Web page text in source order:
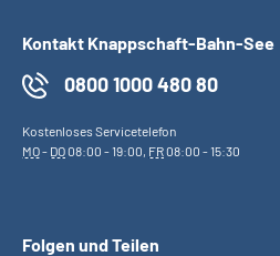
Kontakt Knappschaft-Bahn-See
0800 1000 480 80
Kostenloses Servicetelefon
MO- DO08:00 - 19:00, FR08:00 - 15:30
Folgen und Teilen